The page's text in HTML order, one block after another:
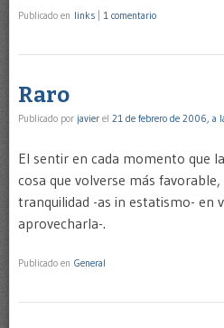
Publicado en links 1 comentario
Raro
Publicado por javier el 21 de febrero de 2006, a
El sentir en cada momento que
cosa que volverse más
tranquilidad -as in estatismo- en
aprovecharla-.
Publicado en General